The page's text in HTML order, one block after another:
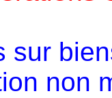
sur
non